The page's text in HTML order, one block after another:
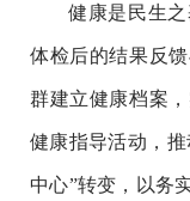
健康是民生
体检后的结果反
群建立健康档案
健康指导活动，
中心”转变，以务